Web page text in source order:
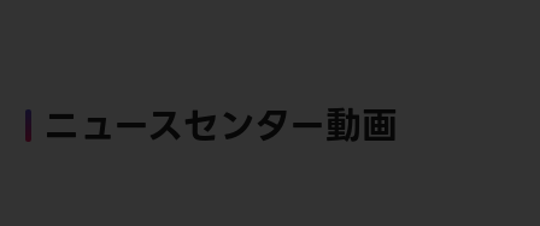
ニュースセンター動画